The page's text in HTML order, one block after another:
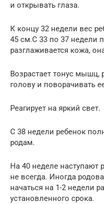
и открывать глаза.
К концу 32 недели вес
45 см.С 33 по 37 недели
разглаживается кожа,
Возрастает тонус мышц,
голову и поворачивать
Реагирует на яркий свет.
С 38 недели ребенок
родам.
На 40 неделе наступают
не всегда. Иногда
начаться на 1-2 недели
установленного срока.